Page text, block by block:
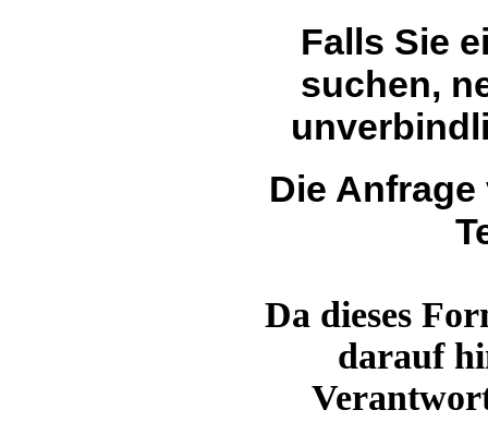
Falls Sie
suchen,
Die
Da dieses
darauf